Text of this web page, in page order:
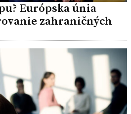
Európska únia
zahraničných